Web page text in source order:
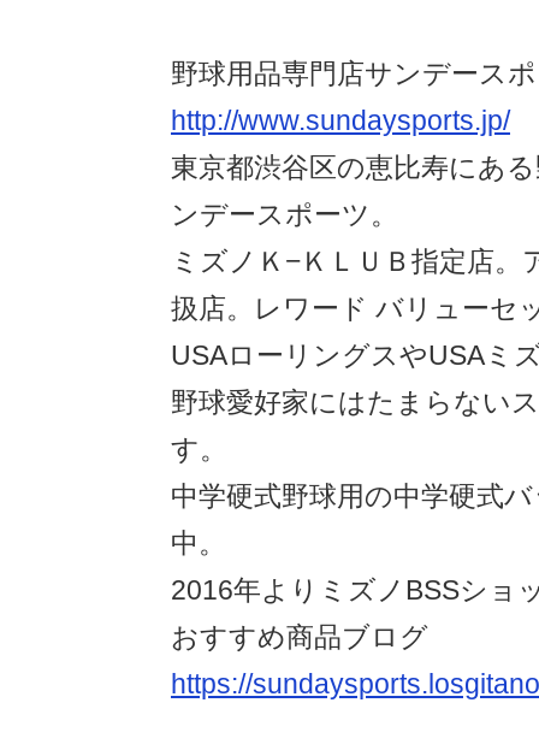
野球用品専門店サンデース
http://www.sundaysports.jp/
東京都渋谷区の恵比寿にあ
ンデースポーツ。
ミズノＫ−ＫＬＵＢ指定店。
扱店。レワード バリューセ
USAローリングスやUSAミ
野球愛好家にはたまらない
す。
中学硬式野球用の中学硬式
中。
2016年よりミズノBSSショ
おすすめ商品ブログ
https://